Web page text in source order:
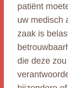
patiënt
uw medisch
zaak is
die deze